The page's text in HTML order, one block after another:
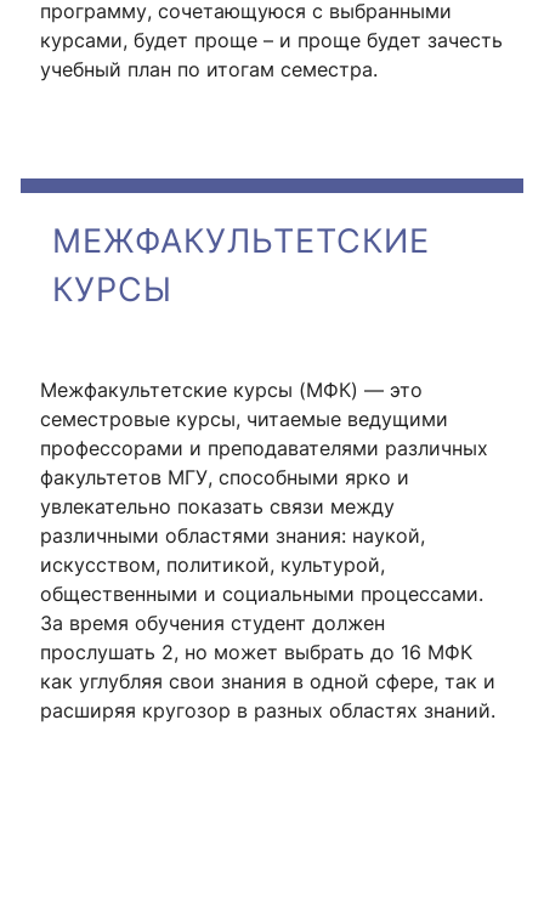
программу, сочетающуюся с выбранными
курсами, будет проще – и проще будет зачесть
учебный план по итогам семестра.
МЕЖФАКУЛЬТЕТСКИЕ
КУРСЫ
Межфакультетские курсы (МФК) — это
семестровые курсы, читаемые ведущими
профессорами и преподавателями различных
факультетов МГУ, способными ярко и
увлекательно показать связи между
различными областями знания: наукой,
искусством, политикой, культурой,
общественными и социальными процессами.
За время обучения студент должен
прослушать 2, но может выбрать до 16 МФК
как углубляя свои знания в одной сфере, так и
расширяя кругозор в разных областях знаний.